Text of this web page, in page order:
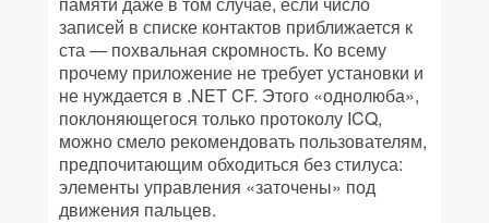
записей в списке контактов приближается к
ста — похвальная скромность. Ко всему
прочему приложение не требует установки и
не нуждается в .NET CF. Этого «однолюба»,
поклоняющегося только протоколу ICQ,
можно смело рекомендовать пользователям,
предпочитающим обходиться без стилуса:
элементы управления «заточены» под
движения пальцев.